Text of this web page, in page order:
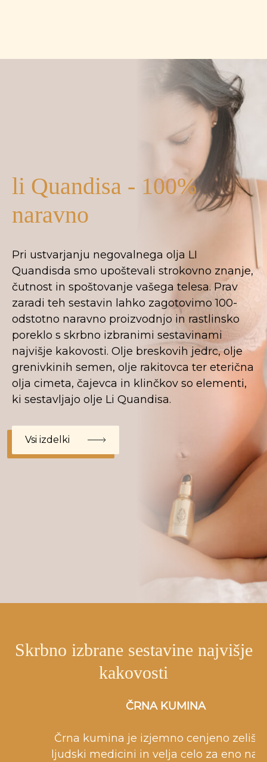
li Quandisa - 100%
naravno
Pri ustvarjanju negovalnega olja LI
Quandisda smo upoštevali strokovno znanje,
čutnost in spoštovanje vašega telesa. Prav
zaradi teh sestavin lahko zagotovimo 100-
odstotno naravno proizvodnjo in rastlinsko
poreklo s skrbno izbranimi sestavinami
najvišje kakovosti. Olje breskovih jedrc, olje
grenivkinih semen, olje rakitovca ter eterična
olja cimeta, čajevca in klinčkov so elementi,
ki sestavljajo olje Li Quandisa.
Vsi izdelki
Skrbno izbrane sestavine najvišje
kakovosti
ČRNA KUMINA
Črna kumina je izjemno cenjeno
ljudski medicini in velja celo za eno